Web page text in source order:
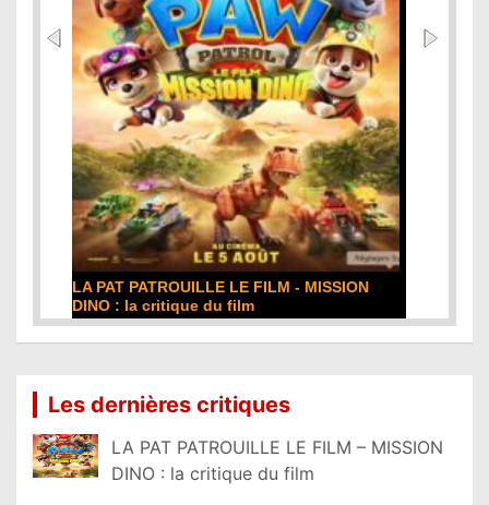
DE LA COMÉDIE-FRANÇAISE : la critique du
film
Les dernières critiques
LA PAT PATROUILLE LE FILM – MISSION
DINO : la critique du film